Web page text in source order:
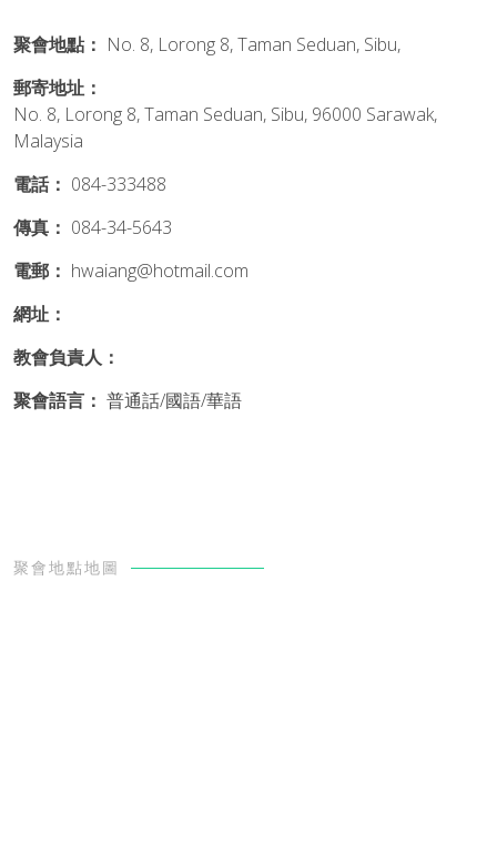
聚會地點： No. 8, Lorong 8, Taman Seduan, Sibu,
郵寄地址：
No. 8, Lorong 8, Taman Seduan, Sibu, 96000 Sarawak,
Malaysia
電話： 084-333488
傳真： 084-34-5643
電郵： hwaiang@hotmail.com
網址：
教會負責人：
聚會語言： 普通話/國語/華語
聚會地點地圖